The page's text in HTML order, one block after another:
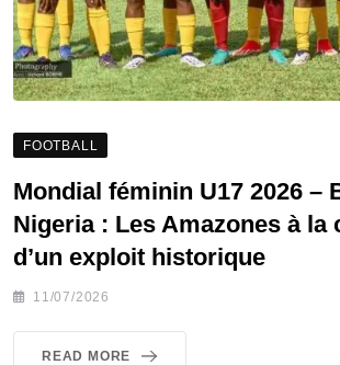
FOOTBALL
Mondial féminin U17 2026 –
Nigeria : Les Amazones à la
d’un exploit historique
11/07/2026
READ MORE